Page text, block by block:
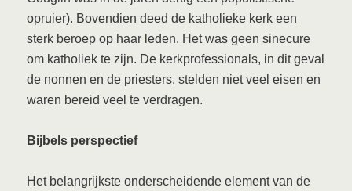
opruier). Bovendien deed de katholieke kerk een
sterk beroep op haar leden. Het was geen sinecure
om katholiek te zijn. De kerkprofessionals, in dit geval
de nonnen en de priesters, stelden niet veel eisen en
waren bereid veel te verdragen.
Bijbels perspectief
Het belangrijkste onderscheidende element van de